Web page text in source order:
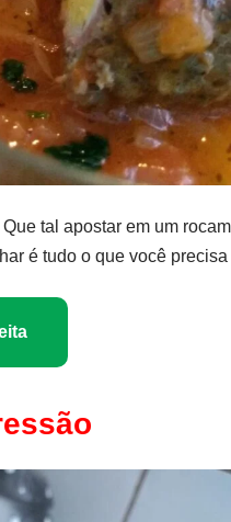
Que tal apostar em um
é tudo o que você